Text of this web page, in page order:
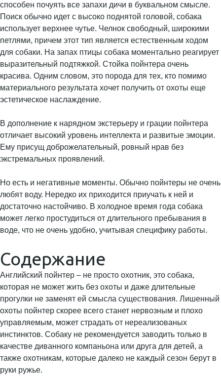
способен почуять все запахи дичи в буквальном смысле.
Поиск обычно идет с высоко поднятой головой, собака
использует верхнее чутье. Челнок свободный, широкими
петлями, причем этот тип является естественным ходом
для собаки. На запах птицы собака моментально реагирует
выразительный подтяжкой. Стойка пойнтера очень
красива. Одним словом, это порода для тех, кто помимо
материального результата хочет получить от охоты еще
эстетическое наслаждение.
В дополнение к нарядном экстерьеру и грации пойнтера
отличает высокий уровень интеллекта и развитые эмоции.
Ему присущ доброжелательный, ровный нрав без
экстремальных проявлений.
Но есть и негативные моменты. Обычно пойнтеры не очень
любят воду. Нередко их приходится приучать к ней и
достаточно настойчиво. В холодное время года собака
может легко простудиться от длительного пребывания в
воде, что не очень удобно, учитывая специфику работы.
Содержание
Английский пойнтер – не просто охотник, это собака,
которая не может жить без охоты и даже длительные
прогулки не заменят ей смысла существования. Лишенный
охоты пойнтер скорее всего станет нервозным и плохо
управляемым, может страдать от нереализованых
инстинктов. Собаку не рекомендуется заводить только в
качестве диванного компаньона или друга для детей, а
также охотникам, которые далеко не каждый сезон берут в
руки ружье.